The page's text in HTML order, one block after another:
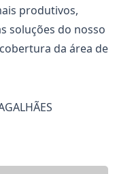
produtivos,
soluções do nosso
da área de